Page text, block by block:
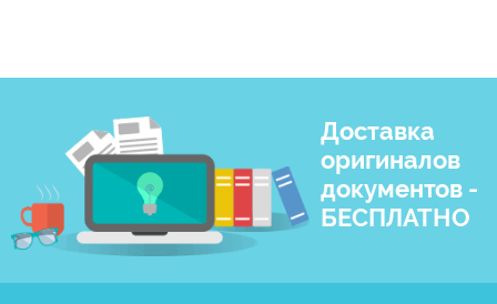
Доставка
оригиналов
документов -
БЕСПЛАТНО